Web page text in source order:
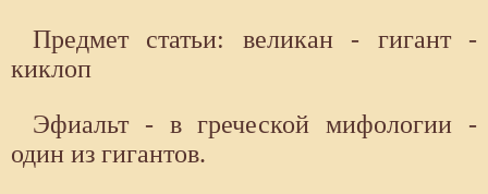
Предмет статьи: великан - гигант -
киклоп
Эфиальт - в греческой мифологии -
один из гигантов.